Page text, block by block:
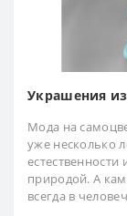
Украшения
Мода на
уже несколько
природой. А
всегда в